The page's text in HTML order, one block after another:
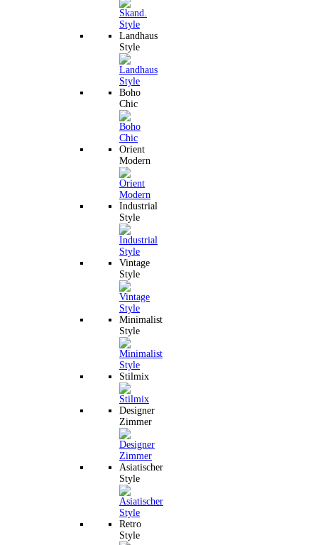
Landhaus
Style
Boho
Chic
Orient
Modern
Industrial
Style
Vintage
Style
Minimalist
Style
Stilmix
Designer
Zimmer
Asiatischer
Style
Retro
Style